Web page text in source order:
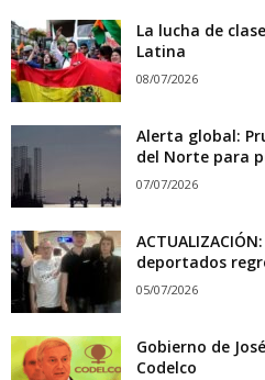
La lucha de
Latina
08/07/2026
Alerta global:
del Norte para
07/07/2026
deportados
05/07/2026
Gobierno de
Codelco